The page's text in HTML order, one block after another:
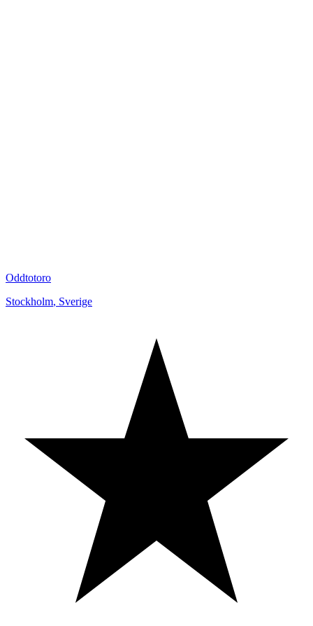
Oddtotoro
Stockholm, Sverige